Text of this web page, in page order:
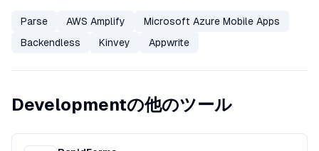
Parse AWS Amplify
Microsoft Azure Mobile Apps
Backendless
Kinvey Appwrite
Developmentの他のツール